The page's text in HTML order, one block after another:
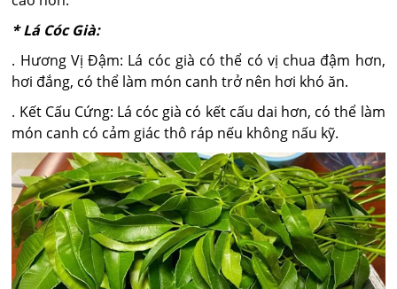
* Lá Cóc Già:
. Hương Vị Đậm: Lá cóc già có thể có vị chua đậm hơn,
hơi đắng, có thể làm món canh trở nên hơi khó ăn.
. Kết Cấu Cứng: Lá cóc già có kết cấu dai hơn, có thể làm
món canh có cảm giác thô ráp nếu không nấu kỹ.